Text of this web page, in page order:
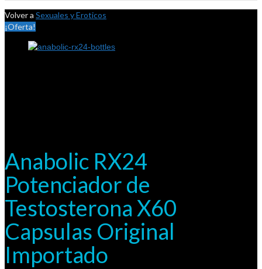
Volver a Sexuales y Eroticos
¡Oferta!
Anabolic RX24
Potenciador de
Testosterona X60
Capsulas Original
Importado